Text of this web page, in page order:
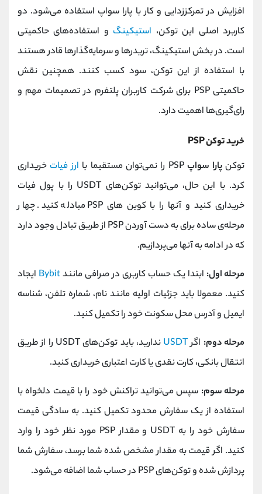
افزایش در تمرکززدایی و کار با پارا سواپ استفاده می‌شود. دو
کاربرد اصلی این توکن، استیکینگ و استفاده‌های حاکمیتی
است. در بخش استیکینگ، تریدرها و سرمایه‌گذارها قادر هستند
با استفاده از این توکن، سود کسب کنند. همچنین نقش
حاکمیتی PSP برای شرکت کاربران پلتفرم در تصمیمات مهم و
رای‌گیری‌ها اهمیت دارد.
خرید توکن PSP
توکنپارا سواپPSP را نمی‌توان مستقیما با ارز فیات خریداری
کرد. با این حال، می‌توانید توکن‌های USDT را با پول فیات
خریداری کنید و آنها را با کوین‌ های PSP مبادله کنید. چهار
مرحله‌ی ساده برای به دست آوردن PSP از طریق تبادل وجود دارد
که در ادامه به آنها می‌پردازیم.
مرحله اول: ابتدا یک حساب کاربری در صرافی مانندBybit ایجاد
کنید. معمولا باید جزئیات اولیه مانند نام، شماره تلفن، شناسه
ایمیل و آدرس محل سکونت خود را تکمیل کنید.
مرحله دوم: اگرUSDT
ندارید، باید توکن‌های USDT را از طریق
انتقال بانکی، کارت نقدی یا کارت اعتباری خریداری کنید.
مرحله سوم: سپس می‌توانید تراکنش خود را با قیمت دلخواه با
استفاده از یک سفارش محدود تکمیل کنید. به سادگی قیمت
سفارش خود را به USDT و مقدار PSP مورد نظر خود را وارد
کنید. اگر قیمت به مقدار مشخص شده شما برسد، سفارش شما
پردازش شده و توکن‌های PSP در حساب شما اضافه می‌شود.